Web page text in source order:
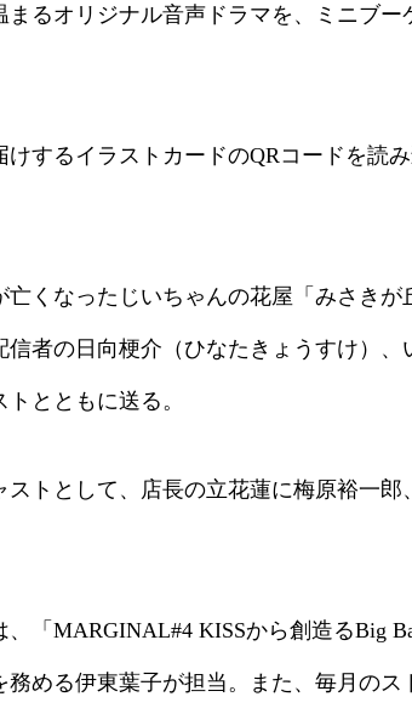
まるオリジナル音声ドラマを、ミニブ
するイラストカードのQRコードを読
くなったじいちゃんの花屋「みさき
者の日向梗介（ひなたきょうすけ）
とともに送る。
ストとして、店長の立花蓮に梅原裕一
「MARGINAL#4 KISSから創造るBig
める伊東葉子が担当。また、毎月のス